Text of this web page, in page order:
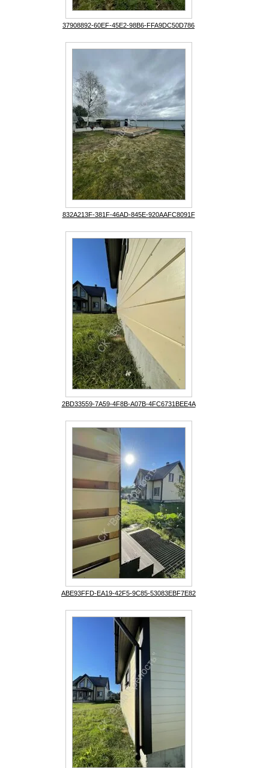
37908892-60EF-45E2-98B6-FFA9DC50D786
832A213F-381F-46AD-845E-920AAFC8091F
2BD33559-7A59-4F8B-A07B-4FC6731BEE4A
ABE93FFD-EA19-42F5-9C85-53083EBF7E82